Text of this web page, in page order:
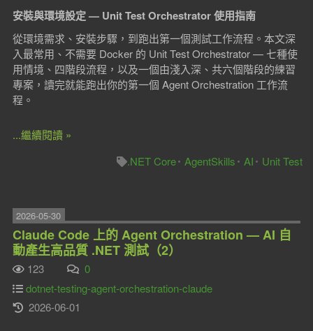
安裝與環境設定 — Unit Test Orchestrator 使用指南
從環境需求、安裝步驟，到跑出第一個測試工作流程。本文深
入最常用、不需要 Docker 的 Unit Test Orchestrator — 七種使
用情境、四階段流程，以及一個由淺入深、共六個階段的練習
專案，讀完就能跑出你的第一個 Agent Orchestration 工作流
程。
...繼續閱讀 »
.NET Core
AgentSkills AI Unit Test
2026-05-30
Claude Code 上的 Agent Orchestration — AI 自
動產生高品質 .NET 測試（2）
123
0
dotnet-testing-agent-orchestration-claude
2026-06-01